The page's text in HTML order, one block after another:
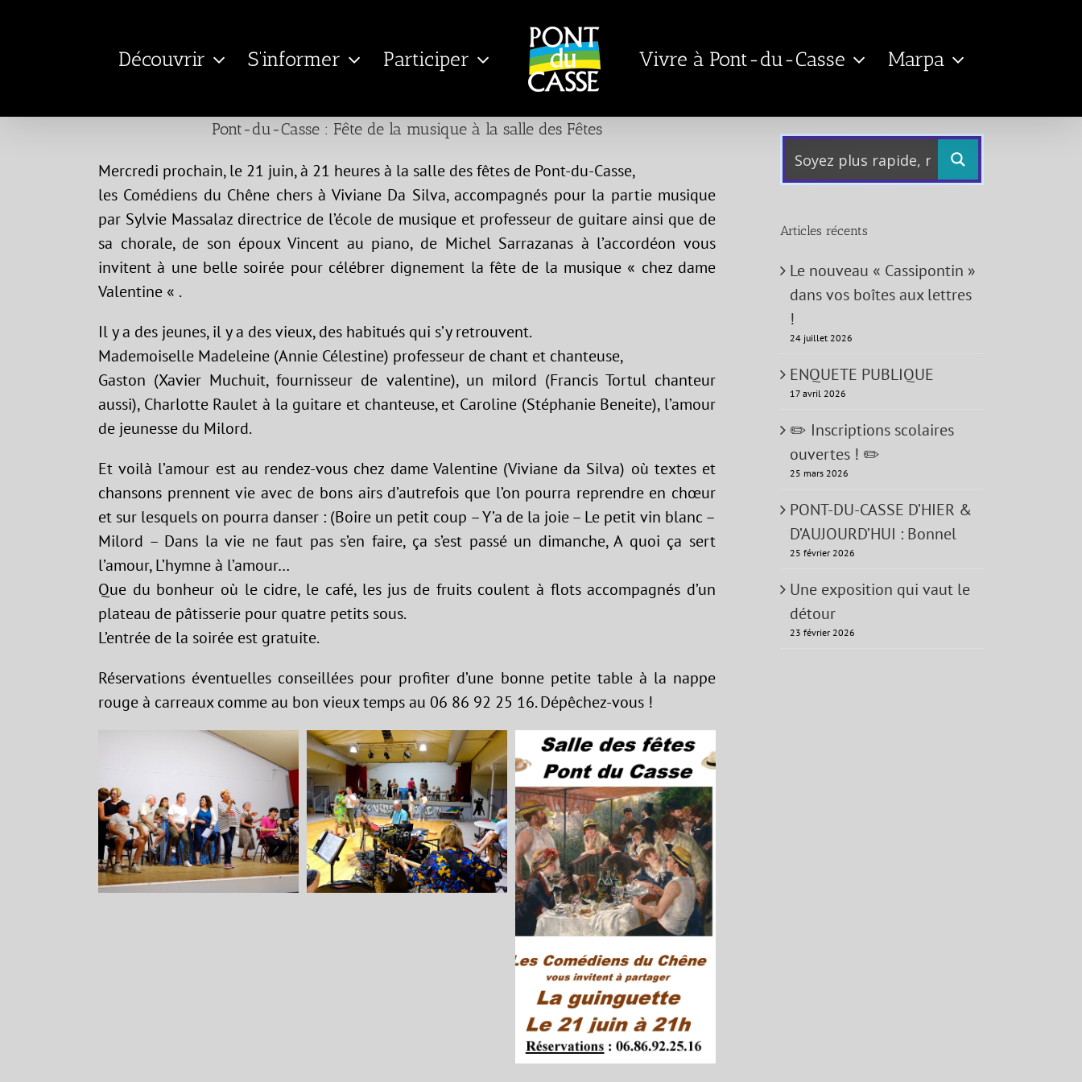
Découvrir S’informer Participer Vivre à Pont-du-Casse Marpa
Pont-du-Casse : Fête de la musique à la salle des Fêtes
Mercredi prochain, le 21 juin, à 21 heures à la salle des fêtes de Pont-du-Casse,
les Comédiens du Chêne chers à Viviane Da Silva, accompagnés pour la partie musique
par Sylvie Massalaz directrice de l’école de musique et professeur de guitare ainsi que de
sa chorale, de son époux Vincent au piano, de Michel Sarrazanas à l’accordéon vous
invitent à une belle soirée pour célébrer dignement la fête de la musique « chez dame
Valentine « .
Il y a des jeunes, il y a des vieux, des habitués qui s’y retrouvent.
Mademoiselle Madeleine (Annie Célestine) professeur de chant et chanteuse,
Gaston (Xavier Muchuit, fournisseur de valentine), un milord (Francis Tortul chanteur
aussi), Charlotte Raulet à la guitare et chanteuse, et Caroline (Stéphanie Beneite), l’amour
de jeunesse du Milord.
Et voilà l’amour est au rendez-vous chez dame Valentine (Viviane da Silva) où textes et
chansons prennent vie avec de bons airs d’autrefois que l’on pourra reprendre en chœur
et sur lesquels on pourra danser : (Boire un petit coup – Y’a de la joie – Le petit vin blanc –
Milord – Dans la vie ne faut pas s’en faire, ça s’est passé un dimanche, A quoi ça sert
l’amour, L’hymne à l’amour…
Que du bonheur où le cidre, le café, les jus de fruits coulent à flots accompagnés d’un
plateau de pâtisserie pour quatre petits sous.
L’entrée de la soirée est gratuite.
Réservations éventuelles conseillées pour profiter d’une bonne petite table à la nappe
rouge à carreaux comme au bon vieux temps au 06 86 92 25 16. Dépêchez-vous !
Articles récents
Le nouveau « Cassipontin »
dans vos boîtes aux lettres
!
24 juillet 2026
ENQUETE PUBLIQUE
17 avril 2026
✏️ Inscriptions scolaires
ouvertes ! ✏️
25 mars 2026
PONT-DU-CASSE D’HIER &
D’AUJOURD’HUI : Bonnel
25 février 2026
Une exposition qui vaut le
détour
23 février 2026